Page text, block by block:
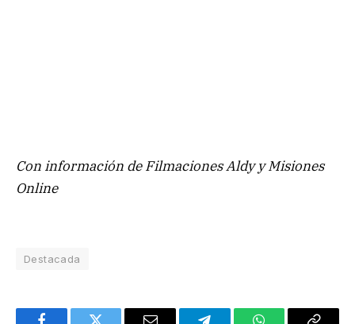
Con información de Filmaciones Aldy y Misiones
Online
Destacada